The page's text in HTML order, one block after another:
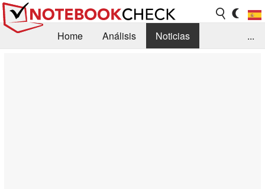
Home Análisis
Noticias
...